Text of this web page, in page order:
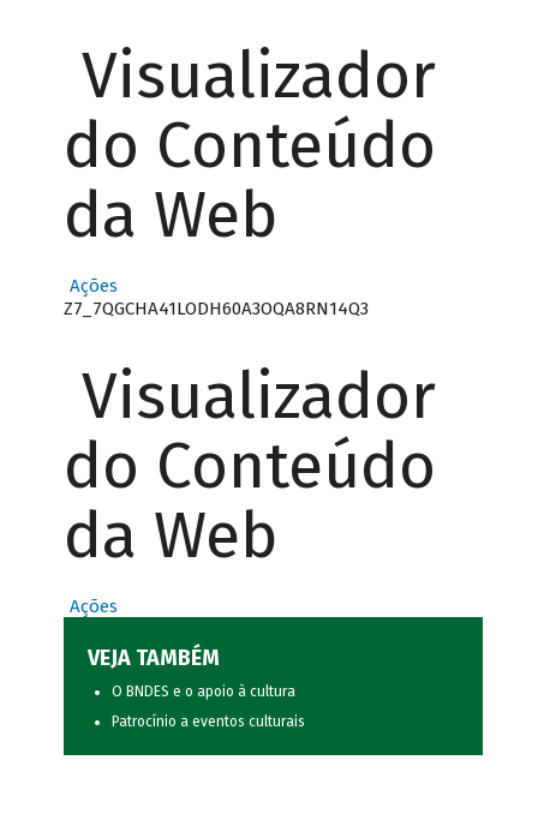
Visualizador
do Conteúdo
da Web
Ações
Z7_7QGCHA41LODH60A3OQA8RN14Q3
Visualizador
do Conteúdo
da Web
Ações
VEJA TAMBÉM
O BNDES e o apoio à cultura
Patrocínio a eventos culturais